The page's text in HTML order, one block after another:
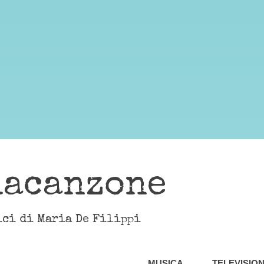
di Maria De Filippi